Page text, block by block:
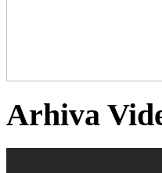
Arhiva